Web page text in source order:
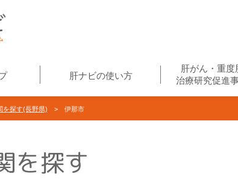
肝ナビの使い方
肝がん・重度
治療研究促進
を探す(長野県) > 伊那市
を探す